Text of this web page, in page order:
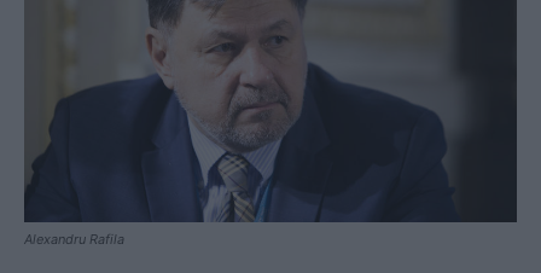
Alexandru Rafila